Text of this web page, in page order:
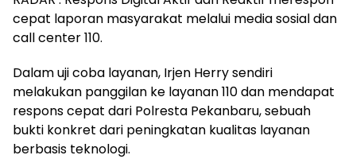
cepat laporan masyarakat melalui media sosial dan
call center 110.
Dalam uji coba layanan, Irjen Herry sendiri
melakukan panggilan ke layanan 110 dan mendapat
respons cepat dari Polresta Pekanbaru, sebuah
bukti konkret dari peningkatan kualitas layanan
berbasis teknologi.